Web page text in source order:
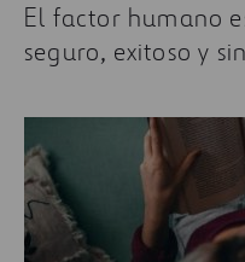
El factor humano
seguro, exitoso y